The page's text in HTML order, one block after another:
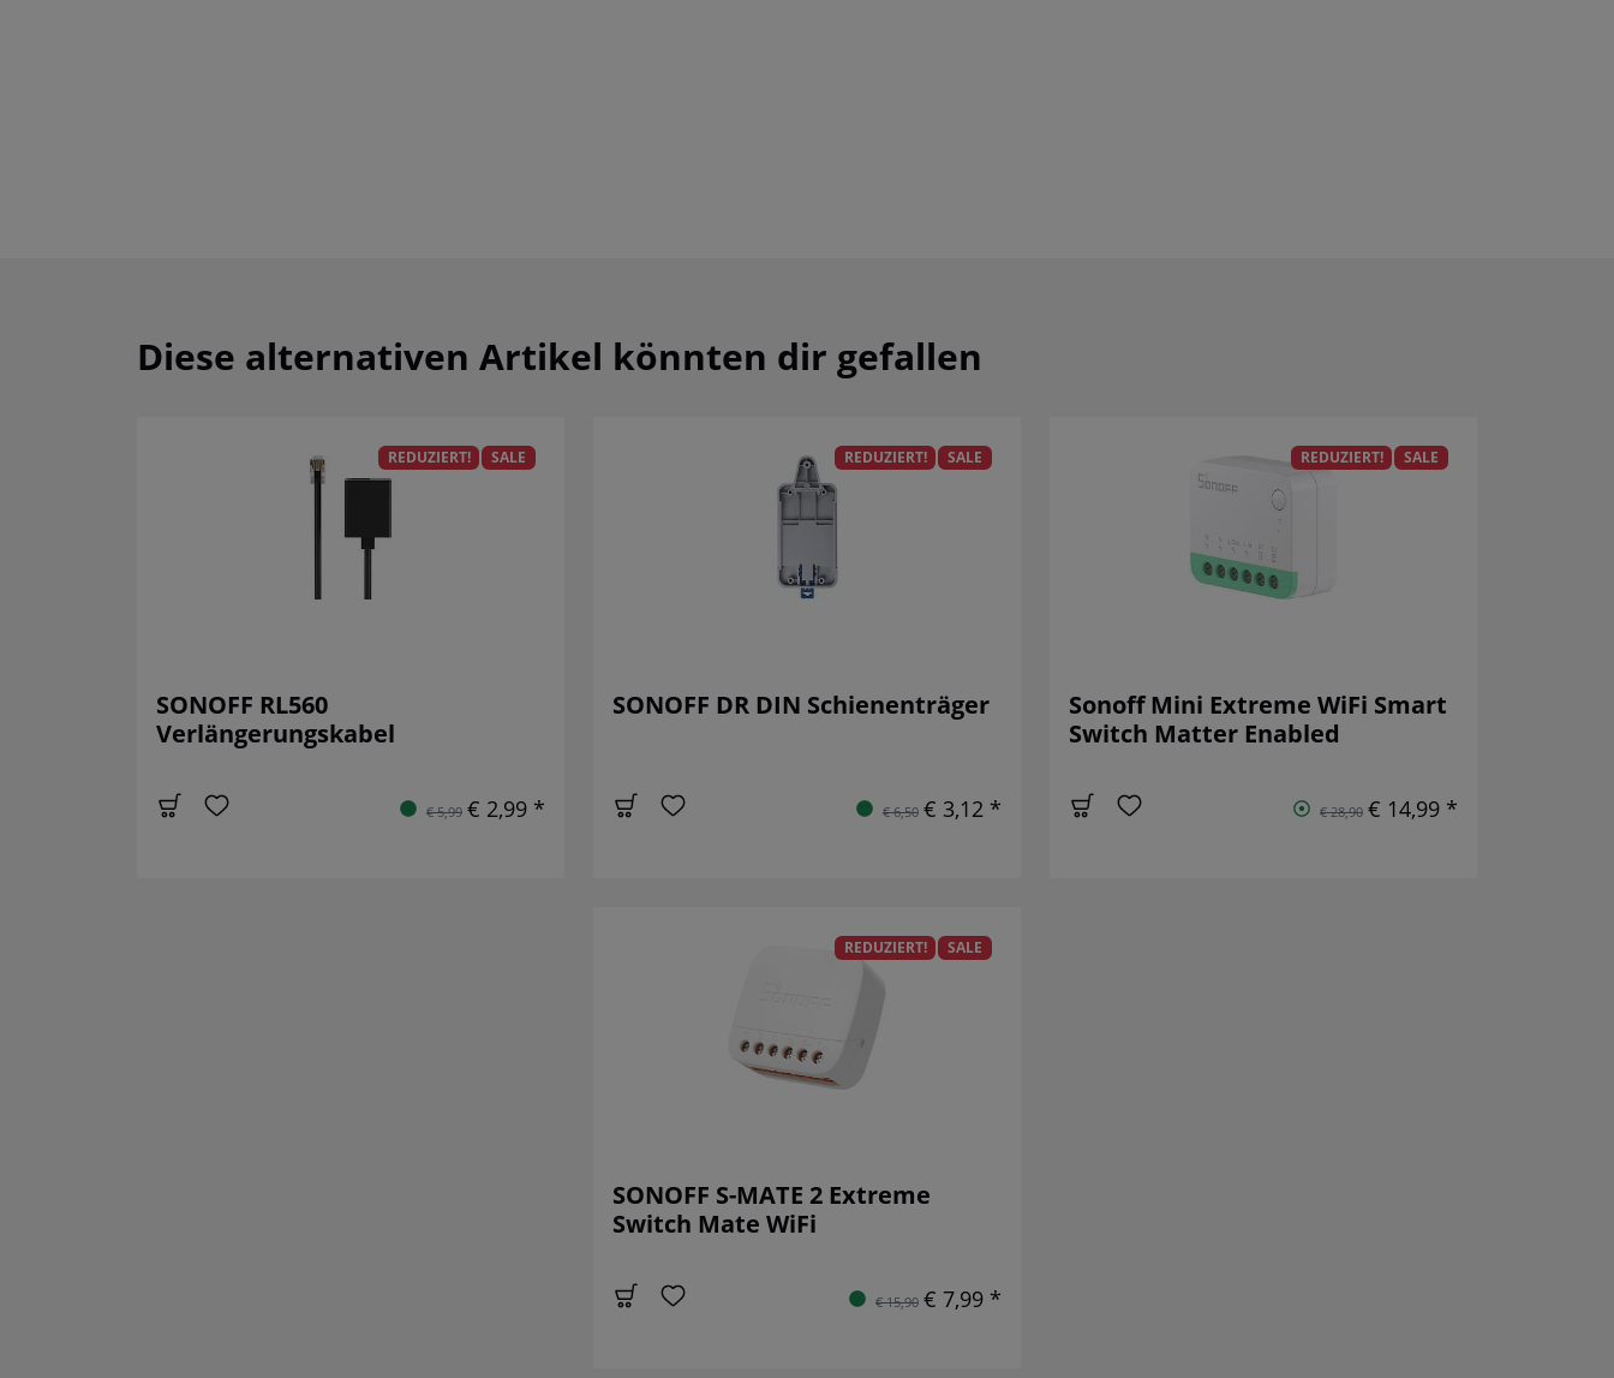
Diese alternativen Artikel könnten dir gefallen
REDUZIERT! SALE
SONOFF RL560
Verlängerungskabel
€ 5,99 € 2,99 *
REDUZIERT! SALE
SONOFF DR DIN Schienenträger
€ 6,50 € 3,12 *
REDUZIERT! SALE
Sonoff Mini Extreme WiFi Smart
Switch Matter Enabled
€ 28,90 € 14,99 *
REDUZIERT! SALE
SONOFF S-MATE 2 Extreme
Switch Mate WiFi
€ 15,90 € 7,99 *